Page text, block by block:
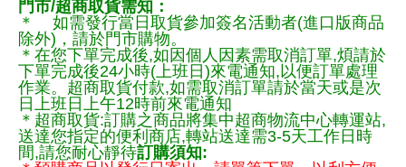
門市/超商取貨需知：
＊ 如需發行當日取貨參加簽名活動者(進口版商品
除外)，請於門市購物。
＊在您下單完成後,如因個人因素需取消訂單,煩請於
下單完成後24小時(上班日)來電通知,以便訂單處理
作業。超商取貨付款,如需取消訂單請於當天或是次
日上班日上午12時前來電通知
＊超商取貨:訂購之商品將集中超商物流中心轉運站,
送達您指定的便利商店,轉站送達需3-5天工作日時
間,請您耐心靜待訂購須知: